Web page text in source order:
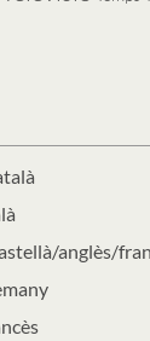
anglès/